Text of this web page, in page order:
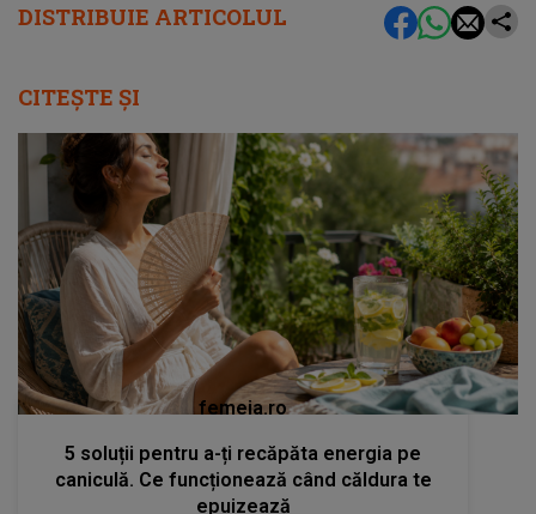
DISTRIBUIE ARTICOLUL
CITEȘTE ȘI
femeia.ro
5 soluții pentru a-ți recăpăta energia pe
caniculă. Ce funcționează când căldura te
epuizează